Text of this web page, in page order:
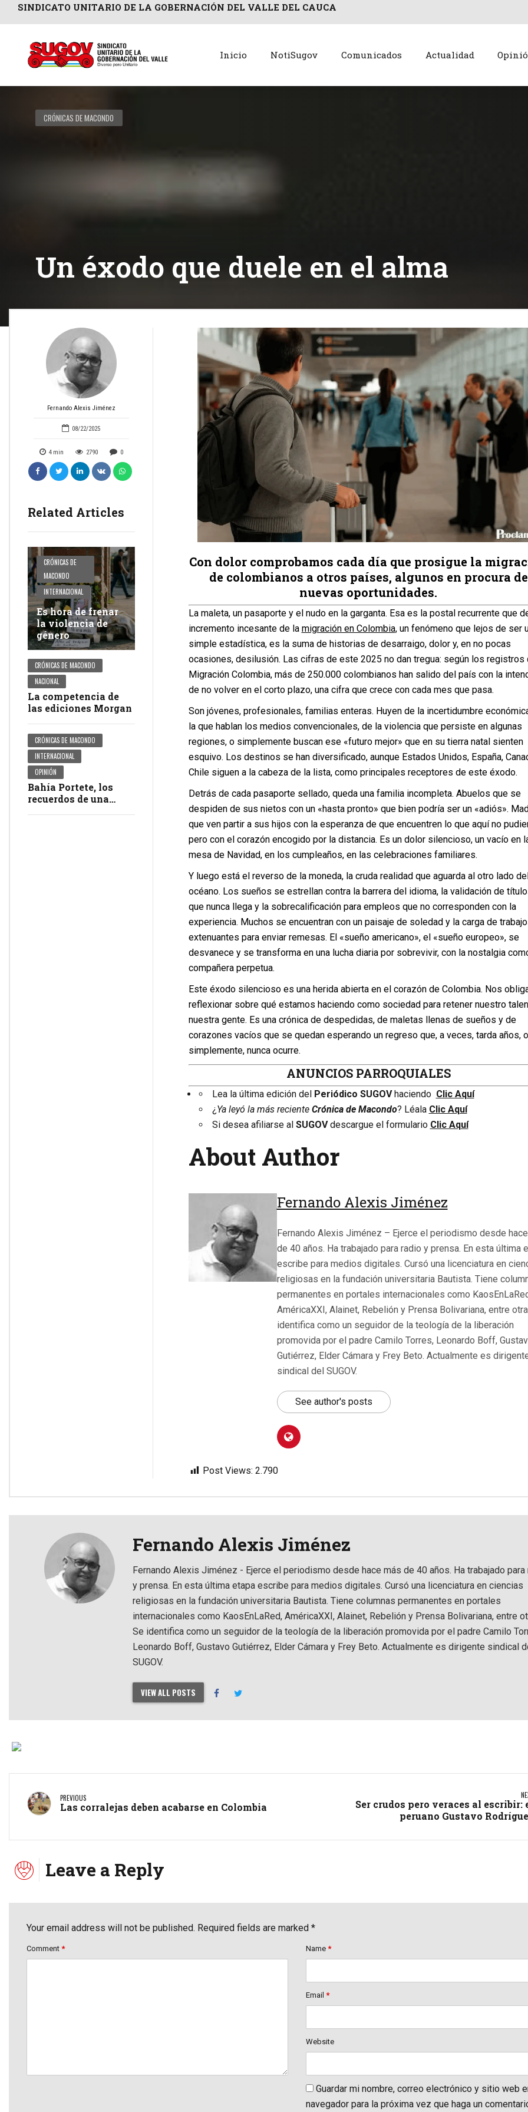
SINDICATO UNITARIO DE LA GOBERNACIÓN DEL VALLE DEL CAUCA
Inicio NotiSugov Comunicados Actualidad
CRÓNICAS DE MACONDO
Un éxodo que duele en el alma
Fernando Alexis Jiménez
08/22/2025
4 min 2790 0
Related Articles
CRÓNICAS DE
MACONDO
INTERNACIONAL
Es hora de frenar
la violencia de
género
CRÓNICAS DE MACONDO
NACIONAL
La competencia de
las ediciones Morgan
CRÓNICAS DE MACONDO
INTERNACIONAL
OPINIÓN
Bahía Portete, los
recuerdos de una
Con dolor comprobamos cada día que prosigue la
de colombianos a otros países, algunos en procura de
nuevas oportunidades.
La maleta, un pasaporte y el nudo en la garganta. Esa es la postal recurrente que
incremento incesante de la migración en Colombia, un fenómeno que lejos de ser
simple estadística, es la suma de historias de desarraigo, dolor y, en no pocas
ocasiones, desilusión. Las cifras de este 2025 no dan tregua: según los registros
Migración Colombia, más de 250.000 colombianos han salido del país con la
de no volver en el corto plazo, una cifra que crece con cada mes que pasa.
Son jóvenes, profesionales, familias enteras. Huyen de la incertidumbre
la que hablan los medios convencionales, de la violencia que persiste en algunas
regiones, o simplemente buscan ese «futuro mejor» que en su tierra natal sienten
esquivo. Los destinos se han diversificado, aunque Estados Unidos, España,
Chile siguen a la cabeza de la lista, como principales receptores de este éxodo.
Detrás de cada pasaporte sellado, queda una familia incompleta. Abuelos que se
despiden de sus nietos con un «hasta pronto» que bien podría ser un «adiós».
que ven partir a sus hijos con la esperanza de que encuentren lo que aquí no
pero con el corazón encogido por la distancia. Es un dolor silencioso, un vacío en
mesa de Navidad, en los cumpleaños, en las celebraciones familiares.
Y luego está el reverso de la moneda, la cruda realidad que aguarda al otro lado
océano. Los sueños se estrellan contra la barrera del idioma, la validación de
que nunca llega y la sobrecalificación para empleos que no corresponden con la
experiencia. Muchos se encuentran con un paisaje de soledad y la carga de
extenuantes para enviar remesas. El «sueño americano», el «sueño europeo», se
desvanece y se transforma en una lucha diaria por sobrevivir, con la nostalgia
compañera perpetua.
Este éxodo silencioso es una herida abierta en el corazón de Colombia. Nos
reflexionar sobre qué estamos haciendo como sociedad para retener nuestro
nuestra gente. Es una crónica de despedidas, de maletas llenas de sueños y de
corazones vacíos que se quedan esperando un regreso que, a veces, tarda años, o
simplemente, nunca ocurre.
ANUNCIOS PARROQUIALES
Lea la última edición del Periódico SUGOVhaciendo Clic Aquí
¿ Ya leyó la más reciente Crónica de Macondo? Léala Clic Aquí
Si desea afiliarse al SUGOVdescargue el formulario Clic Aquí
About Author
Fernando Alexis Jiménez
Fernando Alexis Jiménez – Ejerce el periodismo desde
de 40 años. Ha trabajado para radio y prensa. En esta última
escribe para medios digitales. Cursó una licenciatura en
religiosas en la fundación universitaria Bautista. Tiene
permanentes en portales internacionales como
AméricaXXI, Alainet, Rebelión y Prensa Bolivariana, entre
identifica como un seguidor de la teología de la liberación
promovida por el padre Camilo Torres, Leonardo Boff,
Gutiérrez, Elder Cámara y Frey Beto. Actualmente es
sindical del SUGOV.
See author's posts
Post Views: 2.790
Fernando Alexis Jiménez
Fernando Alexis Jiménez - Ejerce el periodismo desde hace más de 40 años. Ha trabajado para
y prensa. En esta última etapa escribe para medios digitales. Cursó una licenciatura en ciencias
religiosas en la fundación universitaria Bautista. Tiene columnas permanentes en portales
internacionales como KaosEnLaRed, AméricaXXI, Alainet, Rebelión y Prensa Bolivariana, entre
Se identifica como un seguidor de la teología de la liberación promovida por el padre Camilo
Leonardo Boff, Gustavo Gutiérrez, Elder Cámara y Frey Beto. Actualmente es dirigente sindical
SUGOV.
VIEW ALL POSTS
PREVIOUS
Las corralejas deben acabarse en Colombia
Ser crudos pero veraces al escribir:
peruano Gustavo
Leave a Reply
Your email address will not be published. Required fields are marked *
Comment * Name *
Email *
Website
Guardar mi nombre, correo electrónico y sitio web
navegador para la próxima vez que haga un